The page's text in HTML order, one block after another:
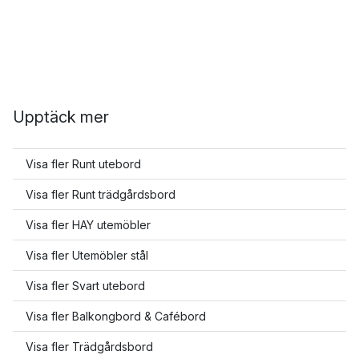
Upptäck mer
Visa fler Runt utebord
Visa fler Runt trädgårdsbord
Visa fler HAY utemöbler
Visa fler Utemöbler stål
Visa fler Svart utebord
Visa fler Balkongbord & Cafébord
Visa fler Trädgårdsbord